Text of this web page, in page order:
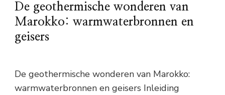
De geothermische wonderen van
Marokko: warmwaterbronnen en
geisers
De geothermische wonderen van Marokko:
warmwaterbronnen en geisers Inleiding